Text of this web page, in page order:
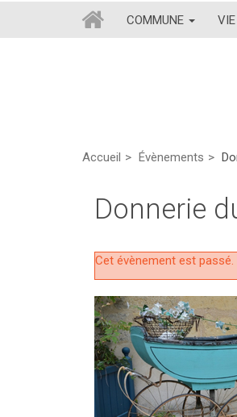
COMMUNE
Accueil Évènements
Donnerie
Cet évènement est passé.